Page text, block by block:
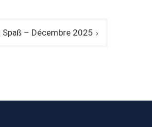
– Décembre 2025